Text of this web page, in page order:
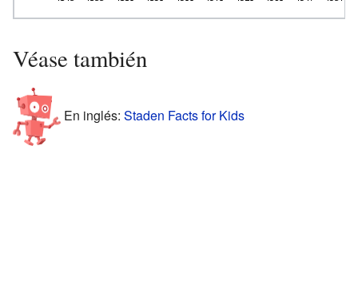
Véase también
En inglés: Staden Facts for Kids